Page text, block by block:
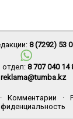
8 (7292) 53
8 707 040 14
reklama@tumba.kz
· Комментарии ·